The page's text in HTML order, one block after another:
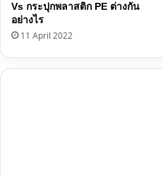
Vs กระปุกพลาสติก PE ต่างกัน
อย่างไร
11 April 2022